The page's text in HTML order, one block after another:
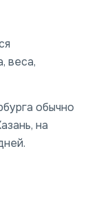
веса,
обычно
на